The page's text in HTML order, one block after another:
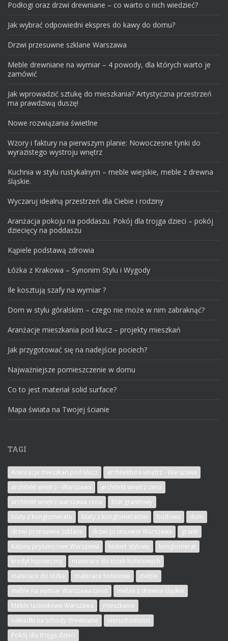
Podłogi oraz drzwi drewniane – co warto o nich wiedzieć?
Jak wybrać odpowiedni ekspres do kawy do domu?
Drzwi przesuwne szklane Warszawa
Meble drewniane na wymiar – 4 powody, dla których warto je
zamówić
Jak wprowadzić sztukę do mieszkania? Artystyczna przestrzeń
ma prawdziwą duszę!
Nowe rozwiązania świetlne
Wzory i faktury na pierwszym planie: Nowoczesne tynki do
wyrazistego wystroju wnętrz
Kuchnia w stylu rustykalnym – meble wiejskie, meble z drewna
śląskie.
Wyczaruj idealną przestrzeń dla Ciebie i rodziny
Aranżacja pokoju na poddaszu. Pokój dla trojga dzieci – pokój
dziecięcy na poddaszu
Kąpiele podstawą zdrowia
Łóżka z Krakowa – Synonim Stylu i Wygody
Ile kosztują szafy na wymiar ?
Dom w stylu góralskim – czego nie może w nim zabraknąć?
Aranżacje mieszkania pod klucz – projekty mieszkań
Jak przygotować się na nadejście pociech?
Najważniejsze pomieszczenie w domu
Co to jest materiał solid surface?
Mapa świata na Twojej ścianie
TAGI
Aranżacje mieszkań pod klucz
architektura wnętrz - Warszawa
architekt wnętrz - Warszawa
architekt wnętrz cena
architekt wnętrz warszawa cena
blat granitowy
blaty z konglomeratu
blaty z konglomeratów budowa
dom
drzwi przesuwne szklane
drzwi przesuwne Warszawa
granit
Kabiny prysznicowe Warszawa
kinkiet stylowy
konglomerat
kredyt hipoteczny
materace do łóżek hotelowych
materace do łóżka
materace hotelowe
meble
meble na wymiar Warszawa tanio
meble z drewna śląskie
Meble łazienkowe Warszawa
mieszkanie
nakładki na schody drewniane
nieruchomości
Pokój dla trojga dzieci